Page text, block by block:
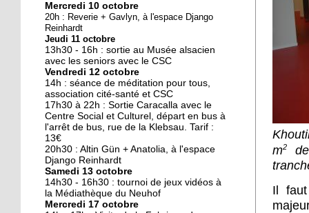
10 octobre 2018
Nouveau look pour une
nouvelle mairie
19 octobre 2017
Face au challenge du
numérique
19 octobre 2017
La précarité tue
18 octobre 2017
Mercredi 10 octobre
20h : Reverie + Gavlyn, à l'espace Django
Reinhardt
Jeudi 11 octobre
13h30 - 16h : sortie au Musée alsacien
avec les seniors avec le CSC
Vendredi 12 octobre
14h : séance de méditation pour tous,
association cité-santé et CSC
17h30 à 22h : Sortie Caracalla avec le
Centre Social et Culturel, départ en bus à
l'arrêt de bus, rue de la Klebsau. Tarif :
13€
20h30 : Altin Gün + Anatolia, à l'espace
Django Reinhardt
Samedi 13 octobre
14h30 - 16h30 : tournoi de jeux vidéos à
la Médiathèque du Neuhof
Mercredi 17 octobre
m2
Il